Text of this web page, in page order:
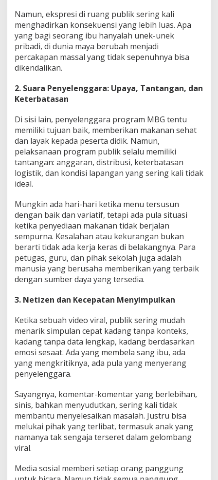
Namun, ekspresi di ruang publik sering kali
menghadirkan konsekuensi yang lebih luas. Apa
yang bagi seorang ibu hanyalah unek-unek
pribadi, di dunia maya berubah menjadi
percakapan massal yang tidak sepenuhnya bisa
dikendalikan.
2. Suara Penyelenggara: Upaya, Tantangan, dan
Keterbatasan
Di sisi lain, penyelenggara program MBG tentu
memiliki tujuan baik, memberikan makanan sehat
dan layak kepada peserta didik. Namun,
pelaksanaan program publik selalu memiliki
tantangan: anggaran, distribusi, keterbatasan
logistik, dan kondisi lapangan yang sering kali tidak
ideal.
Mungkin ada hari-hari ketika menu tersusun
dengan baik dan variatif, tetapi ada pula situasi
ketika penyediaan makanan tidak berjalan
sempurna. Kesalahan atau kekurangan bukan
berarti tidak ada kerja keras di belakangnya. Para
petugas, guru, dan pihak sekolah juga adalah
manusia yang berusaha memberikan yang terbaik
dengan sumber daya yang tersedia.
3. Netizen dan Kecepatan Menyimpulkan
Ketika sebuah video viral, publik sering mudah
menarik simpulan cepat kadang tanpa konteks,
kadang tanpa data lengkap, kadang berdasarkan
emosi sesaat. Ada yang membela sang ibu, ada
yang mengkritiknya, ada pula yang menyerang
penyelenggara.
Sayangnya, komentar-komentar yang berlebihan,
sinis, bahkan menyudutkan, sering kali tidak
membantu menyelesaikan masalah. Justru bisa
melukai pihak yang terlibat, termasuk anak yang
namanya tak sengaja terseret dalam gelombang
viral.
Media sosial memberi setiap orang panggung